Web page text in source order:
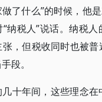
了什么”的时候，他
纳税人”说话。纳税
，但税收同时也被普
段。
十年间，这些理念